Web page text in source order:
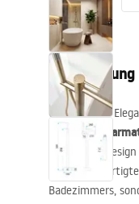
Küche
Genießen Sie
luxuriösem
Messing
Badezimmers,